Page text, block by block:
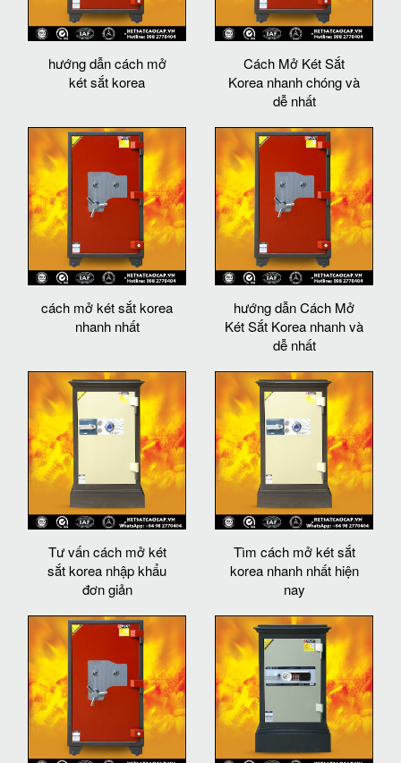
hướng dẫn cách mở
két sắt korea
Cách Mở Két Sắt
Korea nhanh chóng và
dễ nhất
cách mở két sắt korea
nhanh nhất
hướng dẫn Cách Mở
Két Sắt Korea nhanh và
dễ nhất
Tư vấn cách mở két
sắt korea nhập khẩu
đơn giản
Tìm cách mở két sắt
korea nhanh nhất hiện
nay